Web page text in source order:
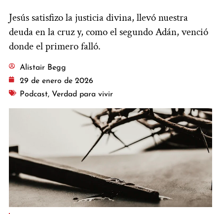
Jesús satisfizo la justicia divina, llevó nuestra
deuda en la cruz y, como el segundo Adán, venció
donde el primero falló.
Alistair Begg
29 de enero de 2026
Podcast, Verdad para vivir